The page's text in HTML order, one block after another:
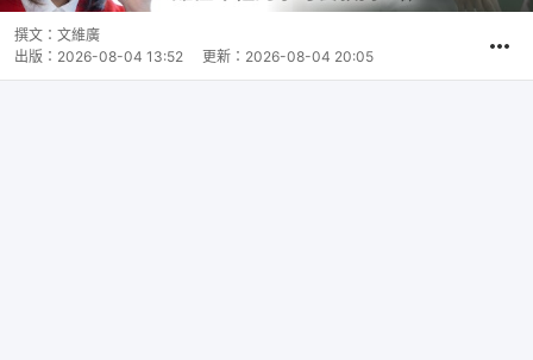
撰文： 文維廣
出版： 2026-08-04 13:52 更新： 2026-08-04 20:05